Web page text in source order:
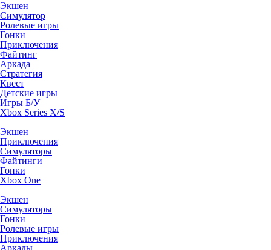
Экшен
Симулятор
Ролевые игры
Гонки
Приключения
Файтинг
Аркада
Стратегия
Квест
Детские игры
Игры Б/У
Xbox Series X/S
Экшен
Приключения
Симуляторы
Файтинги
Гонки
Xbox One
Экшен
Симуляторы
Гонки
Ролевые игры
Приключения
Аркады